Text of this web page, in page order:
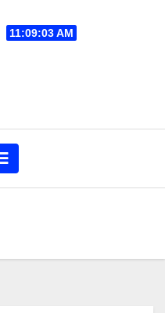
11:09:04 AM